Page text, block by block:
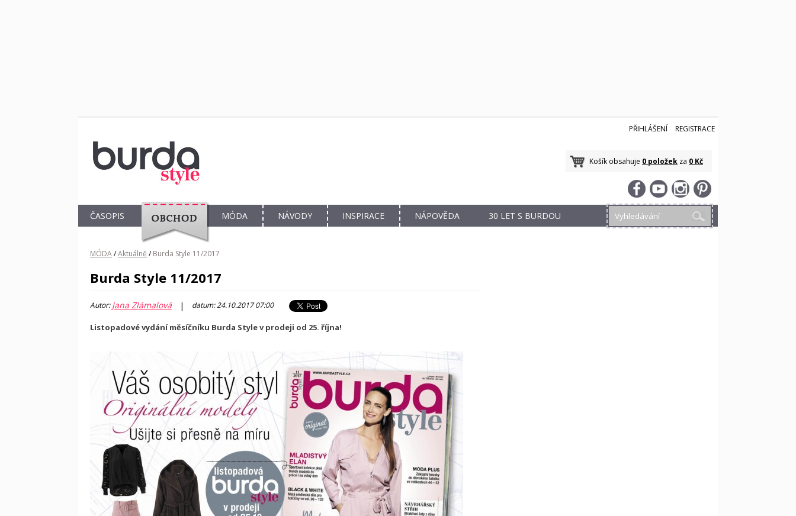
PŘIHLÁŠENÍ REGISTRACE
Košík obsahuje 0 položek za 0 Kč
ČASOPIS
OBCHOD
MÓDA NÁVODY INSPIRACE NÁPOVĚDA 30 LET S BURDOU
MÓDA/Aktuálně / Burda Style 11/2017
Burda Style 11/2017
Autor:Jana Zlámalová | datum: 24.10.2017 07:00
Listopadové vydání měsíčníku Burda Style v prodeji od 25. října!